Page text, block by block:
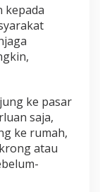
kepada
ke pasar
saja,
ke rumah,
atau